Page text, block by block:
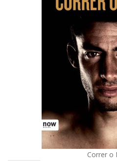
Correr o